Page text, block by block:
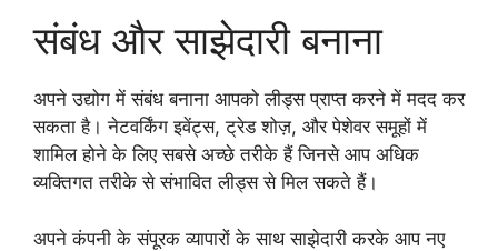
संबंध और साझेदारी बनाना
अपने उद्योग में संबंध बनाना आपको लीड्स प्राप्त करने में मदद कर
सकता है। नेटवर्किंग इवेंट्स, ट्रेड शोज़, और पेशेवर समूहों में
शामिल होने के लिए सबसे अच्छे तरीके हैं जिनसे आप अधिक
व्यक्तिगत तरीके से संभावित लीड्स से मिल सकते हैं।
अपने कंपनी के संपूरक व्यापारों के साथ साझेदारी करके आप नए